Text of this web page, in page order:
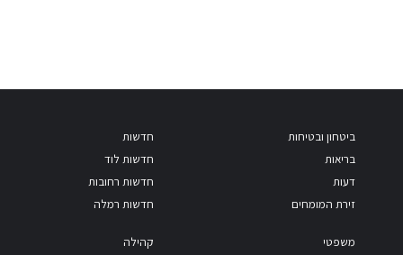
ביטחון ובטיחות
בריאות
דעות
זירת המומחים
חדשות
חדשות לוד
חדשות רחובות
חדשות רמלה
משפטי קהילה